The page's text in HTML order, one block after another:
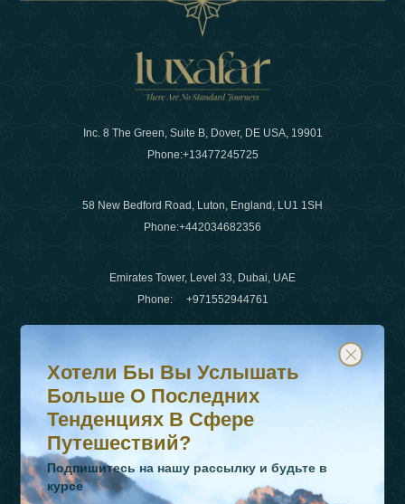
Inc. 8 The Green, Suite B, Dover, DE USA, 19901
Phone:+13477245725
58 New Bedford Road, Luton, England, LU1 1SH
Phone:+442034682356
Emirates Tower, Level 33, Dubai, UAE
Phone: +971552944761
WhatsApp Нет :+442034682356
+971552944761
Хотели бы вы услышать больше о последних
Подпишитесь на нашу рассылку и будьте в курсе
Хотели Бы Вы Услышать
Больше О Последних
Тенденциях В Сфере
Путешествий?
Подпишитесь на нашу рассылку и будьте в
курсе